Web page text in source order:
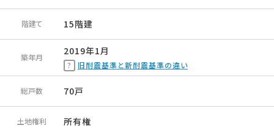
階建て 15階建
築年月
2019年1月
旧耐震基準と新耐震基準の違い
総戸数 70戸
土地権利 所有権